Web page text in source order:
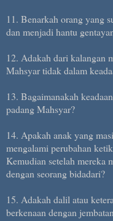
11. Benarkah orang yang
dan menjadi hantu
12. Adakah dari kalangan
Mahsyar tidak dalam
13. Bagaimanakah
padang Mahsyar?
14. Apakah anak yang
mengalami perubahan
Kemudian setelah mereka
dengan seorang bidadari?
15. Adakah dalil atau
berkenaan dengan